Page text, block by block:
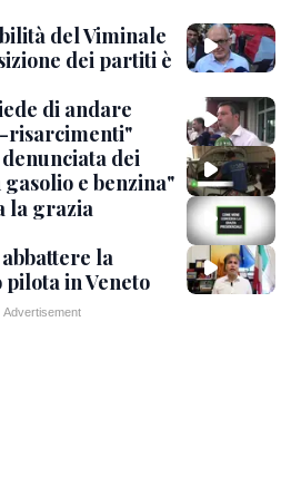
del Viminale
dei partiti è
di andare
risarcimenti"
dei
e benzina"
la grazia
la
in Veneto